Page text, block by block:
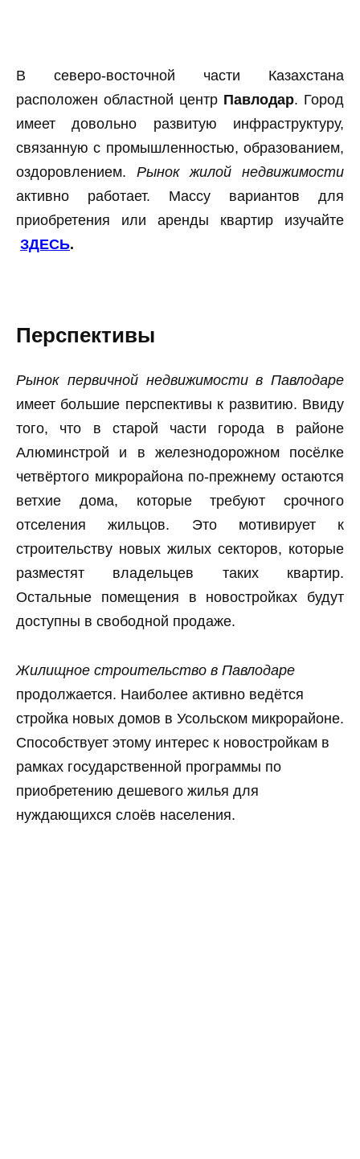
В северо-восточной части Казахстана
расположен областной центр Павлодар. Город
имеет довольно развитую инфраструктуру,
связанную с промышленностью, образованием,
оздоровлением. Рынок жилой недвижимости
активно работает. Массу вариантов для
приобретения или аренды квартир изучайте
ЗДЕСЬ.
Перспективы
Рынок первичной недвижимости в Павлодаре
имеет большие перспективы к развитию. Ввиду
того, что в старой части города в районе
Алюминстрой и в железнодорожном посёлке
четвёртого микрорайона по-прежнему остаются
ветхие дома, которые требуют срочного
отселения жильцов. Это мотивирует к
строительству новых жилых секторов, которые
разместят владельцев таких квартир.
Остальные помещения в новостройках будут
доступны в свободной продаже.
Жилищное строительство в Павлодаре
продолжается. Наиболее активно ведётся
стройка новых домов в Усольском микрорайоне.
Способствует этому интерес к новостройкам в
рамках государственной программы по
приобретению дешевого жилья для
нуждающихся слоёв населения.